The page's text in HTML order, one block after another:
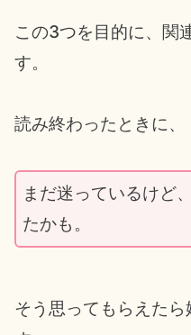
この3つを目的に、関
す。
読み終わったときに、
まだ迷っているけど
たかも。
そう思ってもらえた